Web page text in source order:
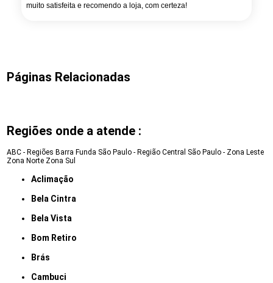
muito satisfeita e recomendo a loja, com certeza!
Páginas Relacionadas
Regiões onde a atende :
ABC - Regiões Barra Funda São Paulo - Região Central São Paulo - Zona Leste
Zona Norte Zona Sul
Aclimação
Bela Cintra
Bela Vista
Bom Retiro
Brás
Cambuci